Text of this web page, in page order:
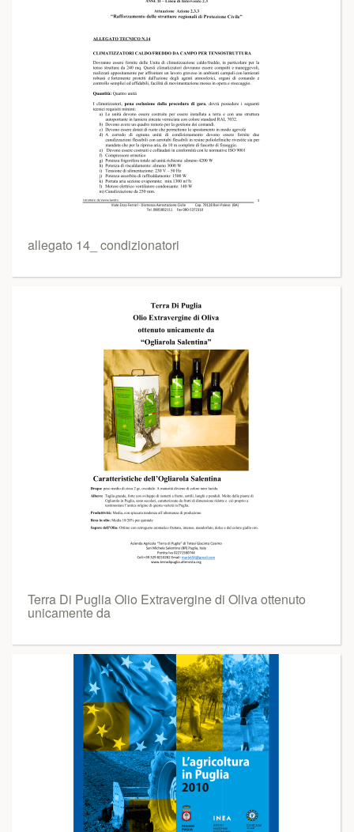
allegato 14_ condizionatori
Terra Di Puglia Olio Extravergine di Oliva ottenuto
unicamente da